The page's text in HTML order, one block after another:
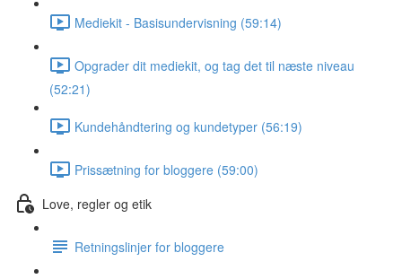
Mediekit - Basisundervisning (59:14)
Opgrader dit mediekit, og tag det til næste niveau
(52:21)
Kundehåndtering og kundetyper (56:19)
Prissætning for bloggere (59:00)
Love, regler og etik
Retningslinjer for bloggere